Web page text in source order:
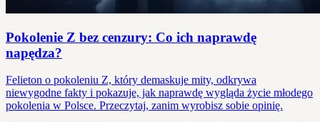
Pokolenie Z bez cenzury: Co ich naprawdę
napędza?
Felieton o pokoleniu Z, który demaskuje mity, odkrywa
niewygodne fakty i pokazuje, jak naprawdę wygląda życie młodego
pokolenia w Polsce. Przeczytaj, zanim wyrobisz sobie opinię.